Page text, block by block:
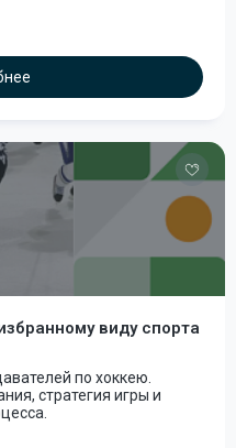
виду спорта
по хоккею.
стратегия игры и